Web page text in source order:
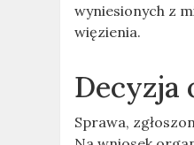
wyniesionych z
więzienia.
Decyzja
Sprawa,